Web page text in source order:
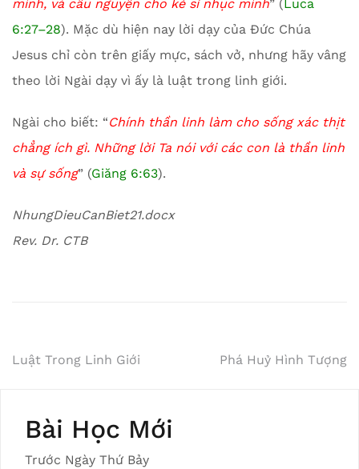
mình, và cầu nguyện cho kẻ sỉ nhục mình” (Luca
6:27–28). Mặc dù hiện nay lời dạy của Đức Chúa
Jesus chỉ còn trên giấy mực, sách vở, nhưng hãy vâng
theo lời Ngài dạy vì ấy là luật trong linh giới.
Ngài cho biết: “Chính thần linh làm cho sống xác thịt
chẳng ích gì. Những lời Ta nói với các con là thần linh
và sự sống” (Giăng 6:63).
NhungDieuCanBiet21.docx
Rev. Dr. CTB
Post
Luật Trong Linh Giới Phá Huỷ Hình Tượng
Bài Học Mới
Trước Ngày Thứ Bảy